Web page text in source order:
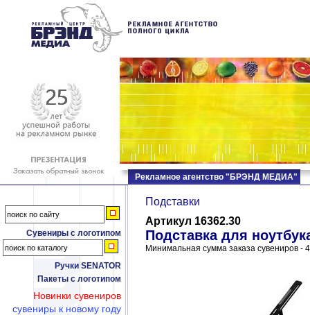
Сувениры с логотипом
Ручки SENATOR
Пакеты с логотипом
Новинки сувениров
сувениры к новому году
Рекламное агентство "БРЭНД МЕДИА"
Подставки
Артикул 16362.30
Подставка для
Минимальная сумма заказа сувениров -